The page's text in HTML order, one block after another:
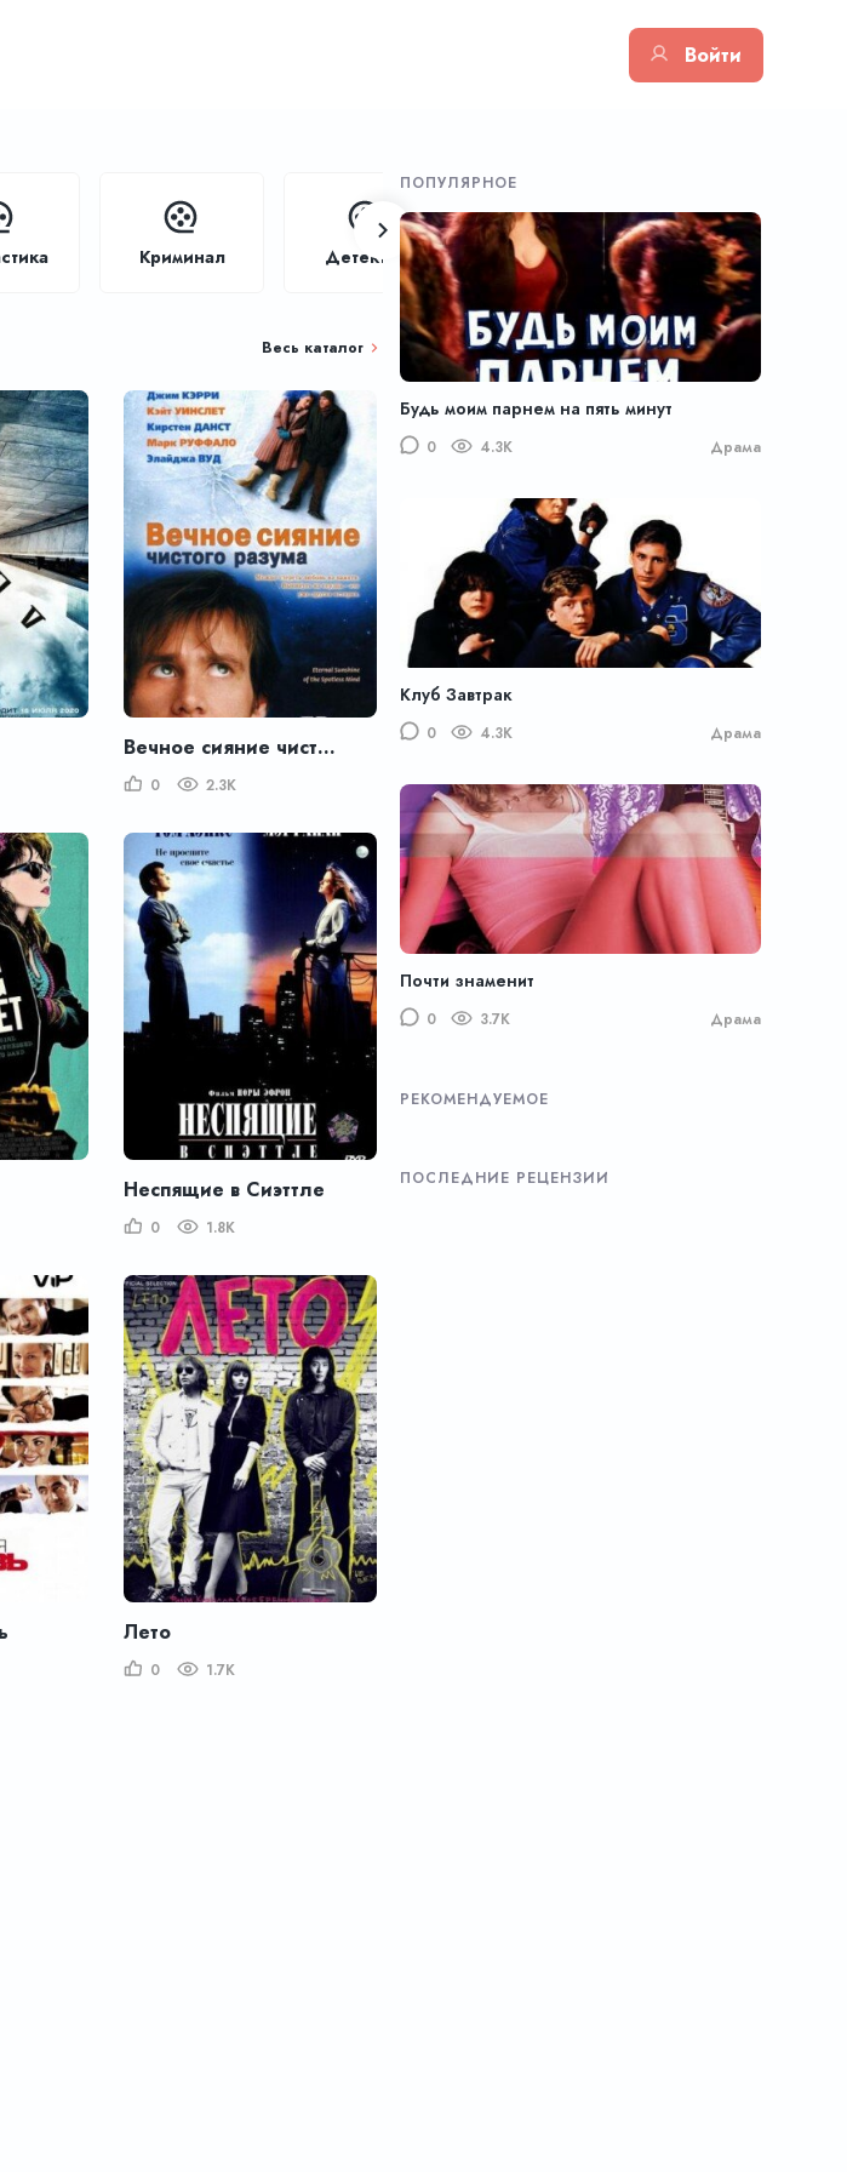
Войти
Криминал Детектив Фэнтези Приключения
Весь каталог
Вечное сияние чистого разума
0 2.3K
Неспящие в Сиэттле
0 1.8K
Лето
0 1.7K
ПОПУЛЯРНОЕ
Будь моим парнем на пять минут
0 4.3K Драма
Клуб Завтрак
0 4.3K Драма
Почти знаменит
0 3.7K Драма
РЕКОМЕНДУЕМОЕ
ПОСЛЕДНИЕ РЕЦЕНЗИИ